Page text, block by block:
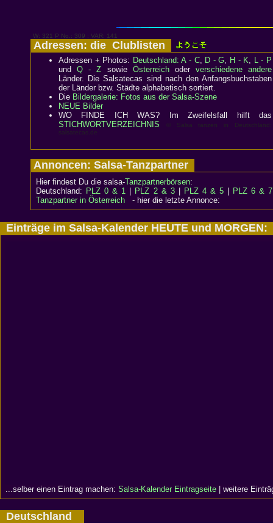
W: 321 P No.: 309 ; VAR: 141
Adressen: die Clublisten
Adressen + Photos: Deutschland: A - C, D - G, H - K, L - P
undQ - Z sowie Österreichoder verschiedene andere
Länder. Die Salsatecas sind nach den Anfangsbuchstaben
der Länder bzw. Städte alphabetisch sortiert.
Die Bildergalerie: Fotos aus der Salsa-Szene
NEUE Bilder
WO FINDE ICH WAS? Im Zweifelsfall hilft das
STICHWORTVERZEICHNIS
© Salsa tanzen in Deutschland:
salsatecas.de
Annoncen: Salsa-Tanzpartner
Hier findest Du die salsa-Tanzpartnerbörsen:
Deutschland: PLZ 0 & 1 PLZ 2 & 3| PLZ 4 & 5 PLZ 6 & 7
Tanzpartner in Österreich - hier die letzte Annonce:
Einträge im Salsa-Kalender HEUTE und MORGEN:
...selber einen Eintrag machen: Salsa-Kalender Eintragseite | weitere
Deutschland